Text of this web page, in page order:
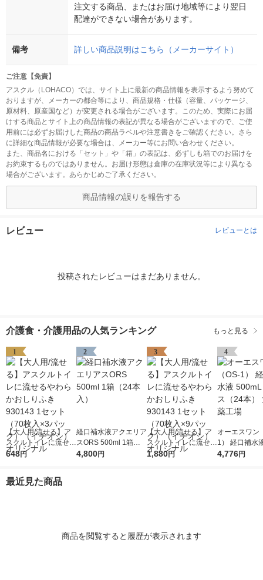
注文する商品、またはお届け地域等により翌日
配達ができない場合があります。
備考 詳しい商品説明はこちら（メーカーサイト）
ご注意【免責】
アスクル（LOHACO）では、サイト上に最新の商品情報を表示するよう努めて
おりますが、メーカーの都合等により、商品規格・仕様（容量、パッケージ、
原材料、原産国など）が変更される場合がございます。このため、実際にお届
けする商品とサイト上の商品情報の表記が異なる場合がございますので、ご使
用前には必ずお届けした商品の商品ラベルや注意書きをご確認ください。さら
に詳細な商品情報が必要な場合は、メーカー等にお問い合わせください。
また、商品名における「セット」や「箱」の表記は、必ずしも箱でのお届けを
お約束するものではありません。お届け形態は倉庫の在庫状況等により異なる
場合がございます。あらかじめご了承ください。
商品情報の誤りを報告する
レビュー レビューとは
投稿されたレビューはまだありません。
介護食・介護用品の人気ランキング もっと見る
1
【大人用/流せる】ア
スクルトイレに流せる
やわらかおしりふき 9
オシ） オリジナル
648円
2
経口補水液アクエリア
スORS 500ml 1箱（2
4本入）
4,800円
3
【大人用/流せる】ア
スクルトイレに流せる
やわらかおしりふき 9
1,880円
4
オーエスワン
1） 経口補水
L 1ケース（
4,776円
最近見た商品
商品を閲覧すると履歴が表示されます